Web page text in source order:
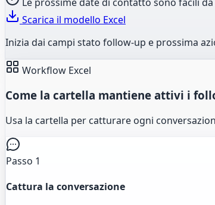
Scarica il modello Excel
Inizia dai campi stato follow-up e prossima
Workflow Excel
Come la cartella mantiene attivi i
Usa la cartella per catturare ogni
Passo 1
Cattura la conversazione